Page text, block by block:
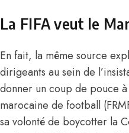
La FIFA veut le
En fait, la même source
dirigeants au sein de
donner un coup de pouce
marocaine de football
sa volonté de boycotter la